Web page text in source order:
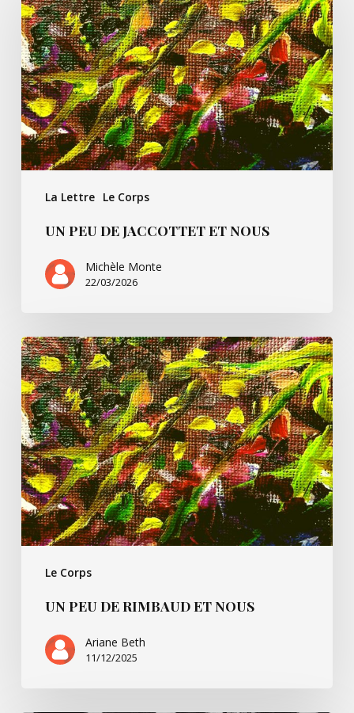
La Lettre Le Corps
de
Jaccottet
et
nous
UN PEU DE JACCOTTET ET NOUS
Michèle Monte
22/03/2026
Le Corps
Un
peu
de
Rimbaud
et
nous
UN PEU DE RIMBAUD ET NOUS
Ariane Beth
11/12/2025